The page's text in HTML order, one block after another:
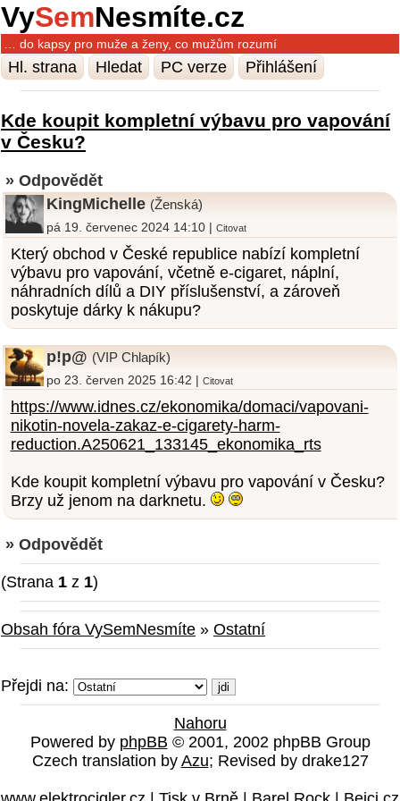
VySemNesmíte.cz
… do kapsy pro muže a ženy, co mužům rozumí
Hl. strana Hledat PC verze Přihlášení
Kde koupit kompletní výbavu pro vapování
v Česku?
» Odpovědět
KingMichelle (Ženská)
pá 19. červenec 2024 14:10 |Citovat
Který obchod v České republice nabízí kompletní
výbavu pro vapování, včetně e-cigaret, náplní,
náhradních dílů a DIY příslušenství, a zároveň
poskytuje dárky k nákupu?
p!p@ (VIP Chlapík)
po 23. červen 2025 16:42 |Citovat
https://www.idnes.cz/ekonomika/domaci/vapovani-
nikotin-novela-zakaz-e-cigarety-harm-
reduction.A250621_133145_ekonomika_rts
Kde koupit kompletní výbavu pro vapování v Česku?
Brzy už jenom na darknetu.
» Odpovědět
(Strana 1 z 1)
Obsah fóra VySemNesmíte » Ostatní
Přejdi na:
Nahoru
Powered by phpBB © 2001, 2002 phpBB Group
Czech translation by Azu; Revised by drake127